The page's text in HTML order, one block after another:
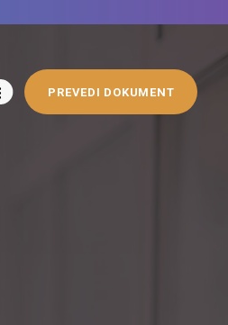
PREVEDI DOKUMENT